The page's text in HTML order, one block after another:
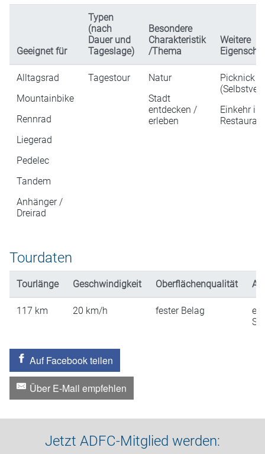
Geeignet für
Typen
(nach
Dauer und
Tageslage)
Besondere
Charakteristik
/Thema
Weitere
Alltagsrad
Mountainbike
Rennrad
Liegerad
Pedelec
Tandem
Anhänger /
Dreirad
Tagestour
Natur
Stadt
entdecken /
erleben
Picknick
Einkehr in
Tourdaten
Tourlänge Geschwindigkeit Oberflächenqualität
117 km 20 km/h fester Belag
Auf Facebook teilen
Über E-Mail empfehlen
Jetzt ADFC-Mitglied werden: